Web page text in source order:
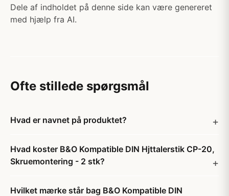
Dele af indholdet på denne side kan være genereret
med hjælp fra AI.
Ofte stillede spørgsmål
Hvad er navnet på produktet?
Hvad koster B&O Kompatible DIN Hjttalerstik CP-20,
Skruemontering - 2 stk?
Hvilket mærke står bag B&O Kompatible DIN